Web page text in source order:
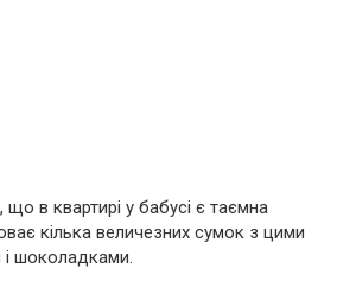
що в квартирі у бабусі є таємна
кілька величезних сумок з цими
шоколадками.